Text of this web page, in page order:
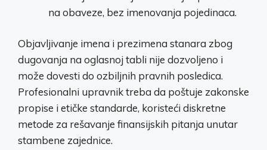
na obaveze, bez imenovanja pojedinaca.
Objavljivanje imena i prezimena stanara zbog
dugovanja na oglasnoj tabli nije dozvoljeno i
može dovesti do ozbiljnih pravnih posledica.
Profesionalni upravnik treba da poštuje zakonske
propise i etičke standarde, koristeći diskretne
metode za rešavanje finansijskih pitanja unutar
stambene zajednice.